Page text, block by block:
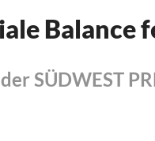
Balance
SÜDWEST